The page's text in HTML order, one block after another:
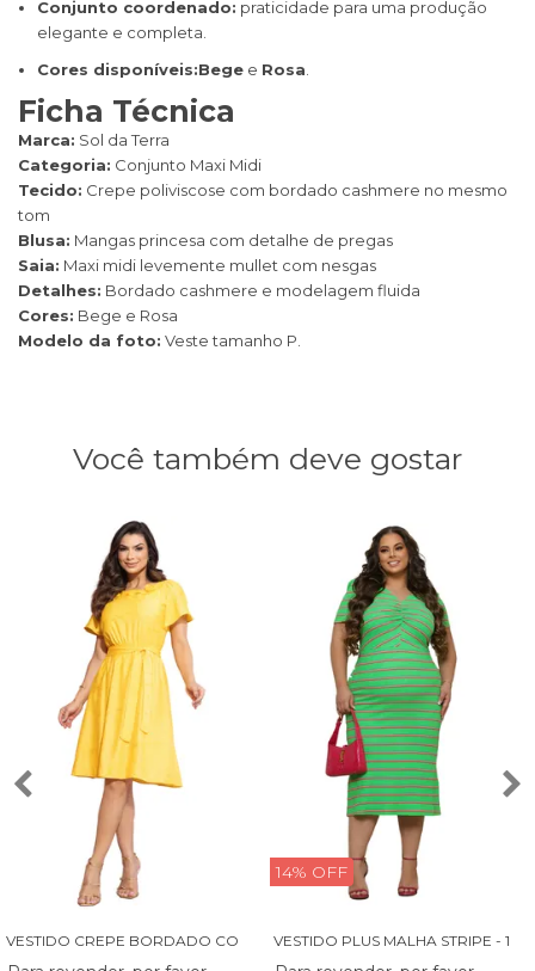
Conjunto coordenado: praticidade para uma produção
elegante e completa.
Cores disponíveis:Bege e Rosa
Ficha Técnica
Marca: Sol da Terra
Categoria: Conjunto Maxi Midi
Tecido: Crepe poliviscose com bordado cashmere no mesmo
tom
Blusa: Mangas princesa com detalhe de pregas
Saia: Maxi midi levemente mullet com nesgas
Detalhes: Bordado cashmere e modelagem fluida
Cores: Bege e Rosa
Modelo da foto: Veste tamanho P.
Você também deve gostar
14% OFF